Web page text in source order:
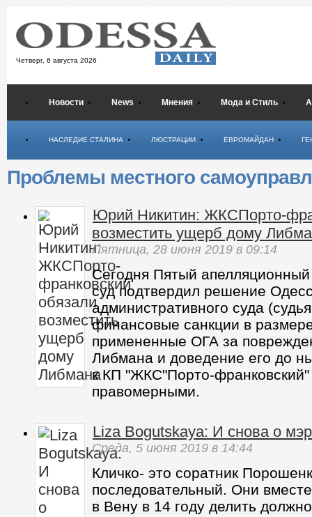
Четверг, 6 августа 2026
Новости News Мнения Мода и Стиль
НАСЛЕДИЕ СТАЛИНА ЛЮСТРАЦИИ ЕВРОМАЙДАН
Проблемы местного
Юрий Никитин: ЖКСПорто-
возместить ущерб дому
Пятница, 28 июня 2019 в 09:14
Сегодня Пятый
суд подтвердил решение
административного суда
финансовые санкции в
примененные ОГА за
Либмана и доведение его до
к КП "ЖКС"Порто-
правомерными.
Liza Bogutskaya: И снова о
Среда, 5 июня 2019 в 14:44
Кличко- это соратник
последовательный. Они
в Вену в 14 году делить